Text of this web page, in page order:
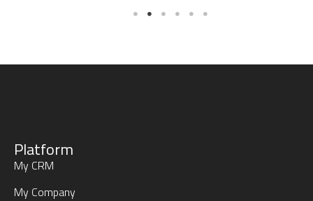
Platform
My CRM
My Company